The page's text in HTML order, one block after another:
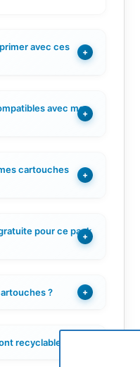
avec ces
+
avec mon
+
cartouches
+
pour ce pack
+
? +
recyclables ?